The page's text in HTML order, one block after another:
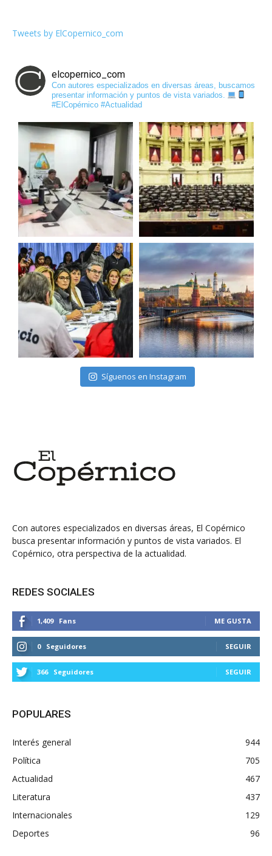
Tweets by ElCopernico_com
elcopernico_com
Con autores especializados en diversas áreas, buscamos
presentar información y puntos de vista variados.
#ElCopérnico #Actualidad
Síguenos en Instagram
Con autores especializados en diversas áreas, El Copérnico
busca presentar información y puntos de vista variados. El
Copérnico, otra perspectiva de la actualidad.
REDES SOCIALES
1,409 Fans ME GUSTA
0 Seguidores SEGUIR
366 Seguidores SEGUIR
POPULARES
Interés general
944
Política
705
Actualidad
467
Literatura
437
Internacionales
129
Deportes
96